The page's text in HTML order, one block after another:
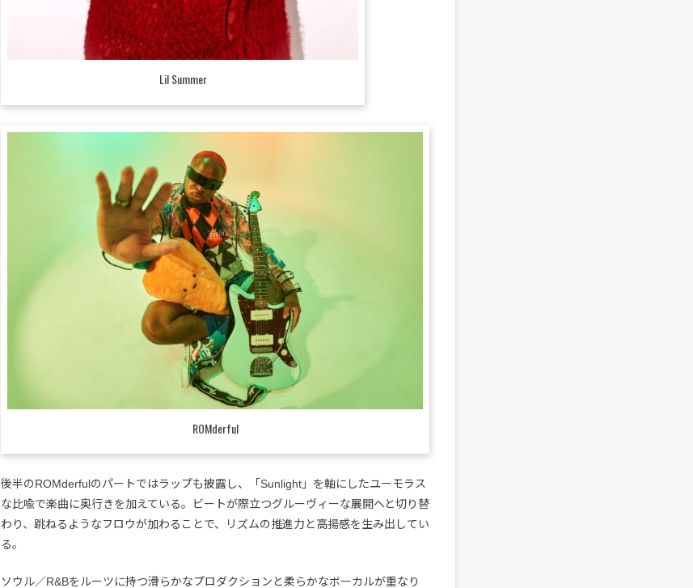
Lil Summer
ROMderful
後半のROMderfulのパートではラップも披露し、「Sunlight」を軸にしたユーモラス
な比喩で楽曲に奥行きを加えている。ビートが際立つグルーヴィーな展開へと切り替
わり、跳ねるようなフロウが加わることで、リズムの推進力と高揚感を生み出してい
る。
ソウル／R&Bをルーツに持つ滑らかなプロダクションと柔らかなボーカルが重なり